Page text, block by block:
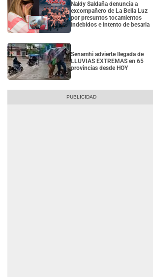
Naldy Saldaña denuncia a
excompañero de La Bella Luz
por presuntos tocamientos
indebidos e intento de besarla
Senamhi advierte llegada de
LLUVIAS EXTREMAS en 65
provincias desde HOY